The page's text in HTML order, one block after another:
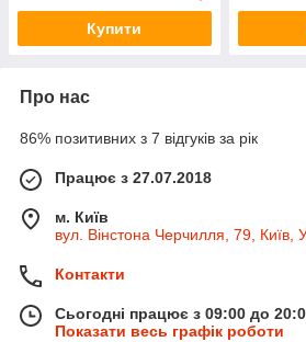
Купити
Про нас
86% позитивних з 7 відгуків за рік
Працює з 27.07.2018
м. Київ
вул. Вінстона Черчилля, 79, Київ,
Контакти
Сьогодні працює з 09:00 до
Показати весь графік роботи